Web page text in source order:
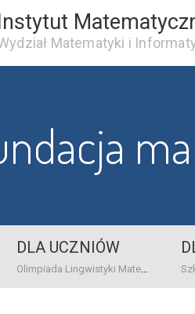
Matematyki i
dane bankowo-adresowe kontakt
DLA UCZNIÓW
Olimpiada Lingwistyki Matematycznej